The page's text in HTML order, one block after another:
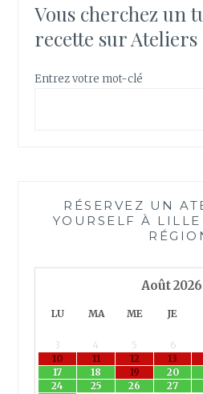
Vous cherchez un
recette sur Ateliers
Entrez votre mot-clé
RÉSERVEZ UN
YOURSELF À
Août2026
LU MA ME JE
3
4 5 6
10
11 12 13
17
18 19 20
24
25 26 27